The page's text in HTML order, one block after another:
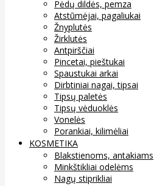
Pėdų dildės, pemza
Atstūmėjai, pagaliukai
Žnyplutės
Žirklutės
Antpirščiai
Pincetai, pieštukai
Spaustukai arkai
Dirbtiniai nagai, tipsai
Tipsų paletės
Tipsų vėduoklės
Vonelės
Porankiai, kilimėliai
KOSMETIKA
Blakstienoms, antakiams
Minkštikliai odelėms
Nagų stiprikliai